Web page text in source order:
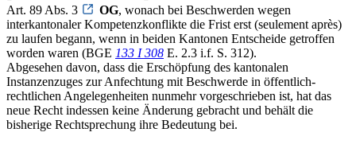
Art. 89 Abs. 3
OG, wonach bei Beschwerden wegen
interkantonaler Kompetenzkonflikte die Frist erst (seulement après)
zu laufen begann, wenn in beiden Kantonen Entscheide getroffen
worden waren (BGE 133 I 308 E. 2.3 i.f. S. 312).
Abgesehen davon, dass die Erschöpfung des kantonalen
Instanzenzuges zur Anfechtung mit Beschwerde in öffentlich-
rechtlichen Angelegenheiten nunmehr vorgeschrieben ist, hat das
neue Recht indessen keine Änderung gebracht und behält die
bisherige Rechtsprechung ihre Bedeutung bei.